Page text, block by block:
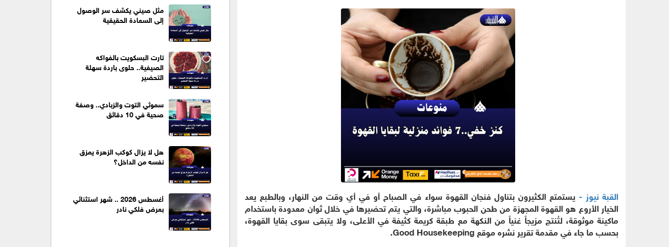
القبة نيوز - يستمتع الكثيرون بتناول فنجان القهوة سواء في الصباح أو في أي وقت من النهار، وبالطبع يعد
الخيار الأروع هو القهوة المجهزة من طحن الحبوب مباشرة، والتي يتم تحضيرها في خلال ثوان معدودة باستخدام
ماكينة موثوقة، لتُنتج مزيجاً غنياً من النكهة مع طبقة كريمة كثيفة في الأعلى، ولا يتبقى سوى بقايا القهوة،
بحسب ما جاء في مقدمة تقرير نشره موقع Good Housekeeping.
مثل صيني يكشف سر الوصول
إلى السعادة الحقيقية
تارت البسكويت بالفواكه
الصيفية.. حلوى باردة سهلة
التحضير
سموثي التوت والزبادي.. وصفة
صحية في 10 دقائق
هل لا يزال كوكب الزهرة يمزق
نفسه من الداخل؟
أغسطس 2026 .. شهر استثنائي
بعرض فلكي نادر